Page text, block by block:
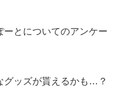
とについてのアンケー
グッズが貰えるかも…？